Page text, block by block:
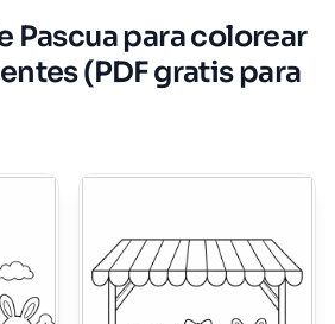
Pascua para colorear
(PDF gratis para